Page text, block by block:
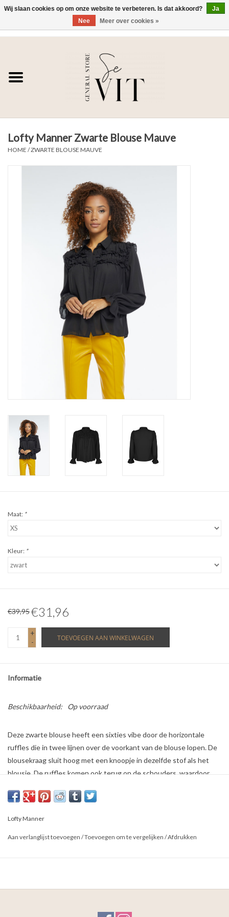
SE VIT
HEREN
WONEN
Lofty Manner Zwarte Blouse Mauve
HOME /ZWARTE BLOUSE MAUVE
Maat: *
Kleur: *
€39,95€31,96
+
-
TOEVOEGEN AAN WINKELWAGEN
Informatie
Beschikbaarheid: Op voorraad
Deze zwarte blouse heeft een sixties vibe door de horizontale
ruffles die in twee lijnen over de voorkant van de blouse lopen. De
blousekraag sluit hoog met een knoopje in dezelfde stof als het
blousje. De ruffles komen ook terug op de schouders, waardoor
see-through stof van de zwarte top valt los rondom het lichaam en
100% Polyester
Het model is 1.75m en draagt maat XS.
Lofty Manner
Aan verlanglijst toevoegen /Toevoegen om te vergelijken /Afdrukken
Wij slaan cookies op om onze website te verbeteren. Is dat akkoord?
Ja
Nee
Meer over cookies »